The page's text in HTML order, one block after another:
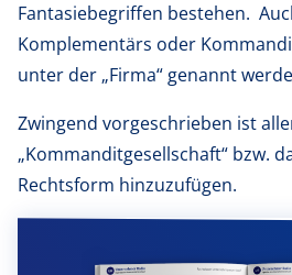
Fantasiebegriffen bestehen.
Komplementärs oder
unter der „Firma“ genannt
Zwingend vorgeschrieben ist
„Kommanditgesellschaft“ bzw.
Rechtsform hinzuzufügen.